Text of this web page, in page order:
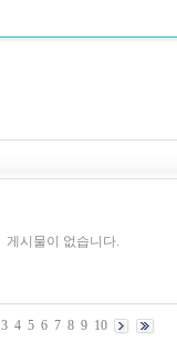
게시물이 없습니다.
3 4 5 6 7 8 9 10